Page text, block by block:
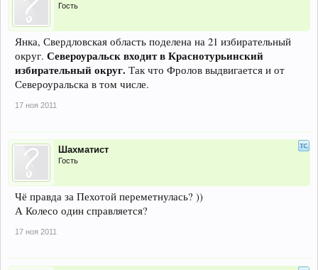
Гость
Янка, Свердловская область поделена на 21 избирательный
округ. Североуральск входит в Краснотурьинский
избирательный округ. Так что Фролов выдвигается и от
Североуральска в том числе.
17 ноя 2011
Шахматист
Гость
Чё правда за Пехотой переметнулась? ))
А Колесо один справляется?
17 ноя 2011